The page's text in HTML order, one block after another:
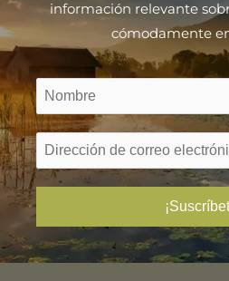
información relevante
cómodamente